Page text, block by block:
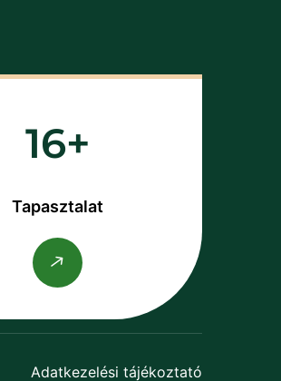
16
Tapasztalat
Adatkezelési tájékoztató